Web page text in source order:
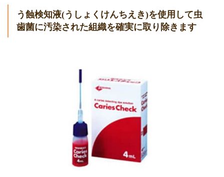
う蝕検知液(うしょくけんちえき)を使用して虫
歯菌に汚染された組織を確実に取り除きます